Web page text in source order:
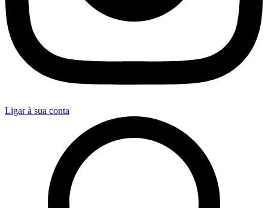
Ligar à sua conta